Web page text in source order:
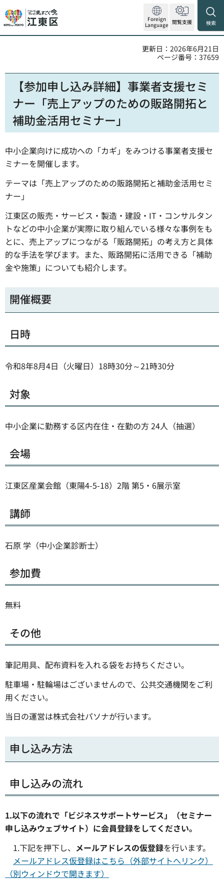
Foreign
Language 閲覧支援 検索
更新日：2026年6月21日
ページ番号：37659
【参加申し込み詳細】事業者支援セミ
ナー「売上アップのための販路開拓と
補助金活用セミナー」
中小企業向けに成功への「カギ」をみつける事業者支援セ
ミナーを開催します。
テーマは「売上アップのための販路開拓と補助金活用セミ
ナー」
江東区の販売・サービス・製造・建設・IT・コンサルタン
トなどの中小企業が実際に取り組んでいる様々な事例をも
とに、売上アップにつながる「販路開拓」の考え方と具体
的な手法を学びます。また、販路開拓に活用できる「補助
金や施策」についても紹介します。
開催概要
日時
令和8年8月4日（火曜日）18時30分～21時30分
対象
中小企業に勤務する区内在住・在勤の方 24人（抽選）
会場
江東区産業会館（東陽4-5-18）2階 第5・6展示室
講師
石原 学（中小企業診断士）
参加費
無料
その他
筆記用具、配布資料を入れる袋をお持ちください。
駐車場・駐輪場はございませんので、公共交通機関をご利
用ください。
当日の運営は株式会社パソナが行います。
申し込み方法
申し込みの流れ
1.以下の流れで「ビジネスサポートサービス」（セミナー
申し込みウェブサイト）に会員登録をしてください。
1.下記を押下し、 メールアドレスの仮登録を行います。
メールアドレス仮登録はこちら（外部サイトへリンク）
（別ウィンドウで開きます）